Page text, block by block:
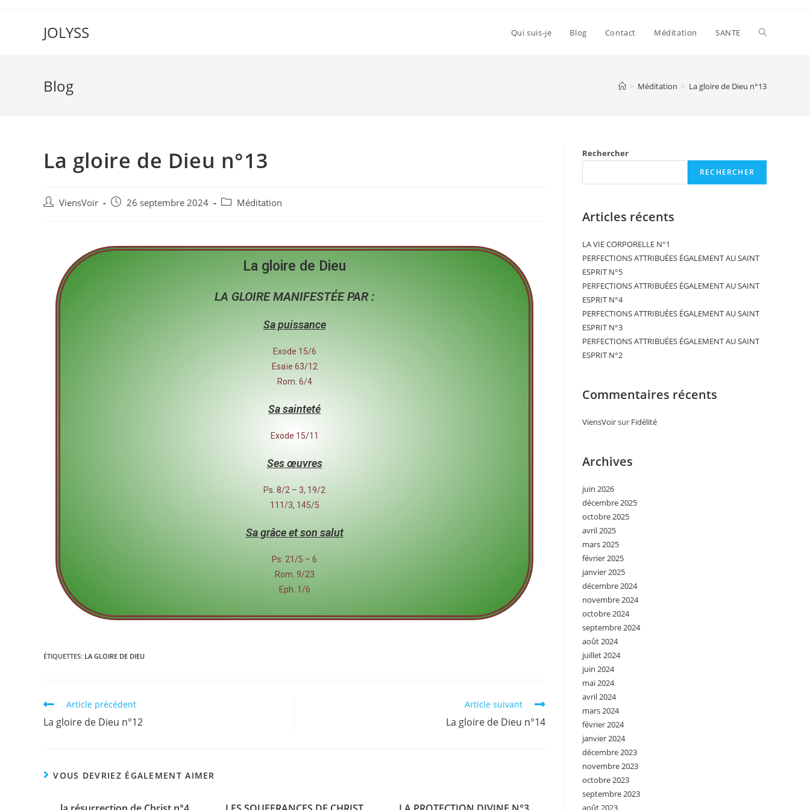
JOLYSS Qui suis-je Blog Contact Méditation SANTE
Blog > Méditation > La gloire de Dieu n°13
La gloire de Dieu n°13
ViensVoir 26 septembre 2024 Méditation
La gloire de Dieu
LA GLOIRE MANIFESTÉE PAR :
Sa puissance
Exode 15/6
Esaïe 63/12
Rom. 6/4
Sa sainteté
Exode 15/11
Ses œuvres
Ps. 8/2 – 3, 19/2
111/3, 145/5
Sa grâce et son salut
Ps. 21/5 – 6
Rom. 9/23
Eph. 1/6
ÉTIQUETTES: LA GLOIRE DE DIEU
Article précédent
La gloire de Dieu n°12
Article suivant
La gloire de Dieu n°14
VOUS DEVRIEZ ÉGALEMENT AIMER
Rechercher
RECHERCHER
Articles récents
LA VIE CORPORELLE N°1
PERFECTIONS ATTRIBUÉES ÉGALEMENT AU SAINT
ESPRIT N°5
PERFECTIONS ATTRIBUÉES ÉGALEMENT AU SAINT
ESPRIT N°4
PERFECTIONS ATTRIBUÉES ÉGALEMENT AU SAINT
ESPRIT N°3
PERFECTIONS ATTRIBUÉES ÉGALEMENT AU SAINT
ESPRIT N°2
Commentaires récents
ViensVoirsur Fidélité
Archives
juin 2026
décembre 2025
octobre 2025
avril 2025
mars 2025
février 2025
janvier 2025
décembre 2024
novembre 2024
octobre 2024
septembre 2024
août 2024
juillet 2024
juin 2024
mai 2024
avril 2024
mars 2024
février 2024
janvier 2024
décembre 2023
novembre 2023
octobre 2023
septembre 2023
août 2023